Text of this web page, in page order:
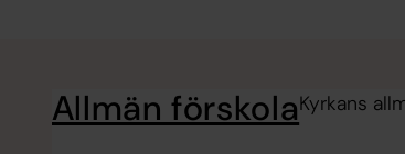
Allmän förskolaKyrkans